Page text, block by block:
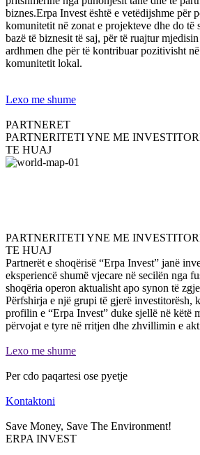
biznes.Erpa Invest është e vetëdijshme për
komunitetit në zonat e projekteve dhe do të
bazë të biznesit të saj, për të ruajtur
ardhmen dhe për të kontribuar pozitivisht në
komunitetit lokal.
Lexo me shume
PARTNERET
PARTNERITETI YNE ME
TE HUAJ
PARTNERITETI YNE ME
TE HUAJ
Partnerët e shoqërisë “Erpa Invest” janë
eksperiencë shumë vjecare në secilën nga
shoqëria operon aktualisht apo synon të
Përfshirja e një grupi të gjerë investitorësh,
profilin e “Erpa Invest” duke sjellë në këtë
përvojat e tyre në rritjen dhe zhvillimin e
Lexo me shume
Per cdo paqartesi ose pyetje
Kontaktoni
Save Money, Save The Environment!
ERPA INVEST